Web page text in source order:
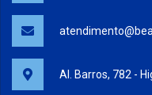
Al. Barros, 782 -